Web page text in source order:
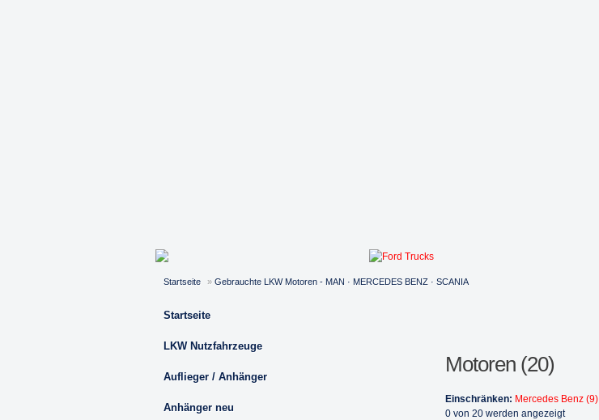
Startseite » Gebrauchte LKW Motoren - MAN · MERCEDES BENZ · SCANIA
Startseite
LKW Nutzfahrzeuge
Auflieger / Anhänger
Anhänger neu
Motoren (20)
Einschränken: Mercedes Benz (9)
0 von 20 werden angezeigt